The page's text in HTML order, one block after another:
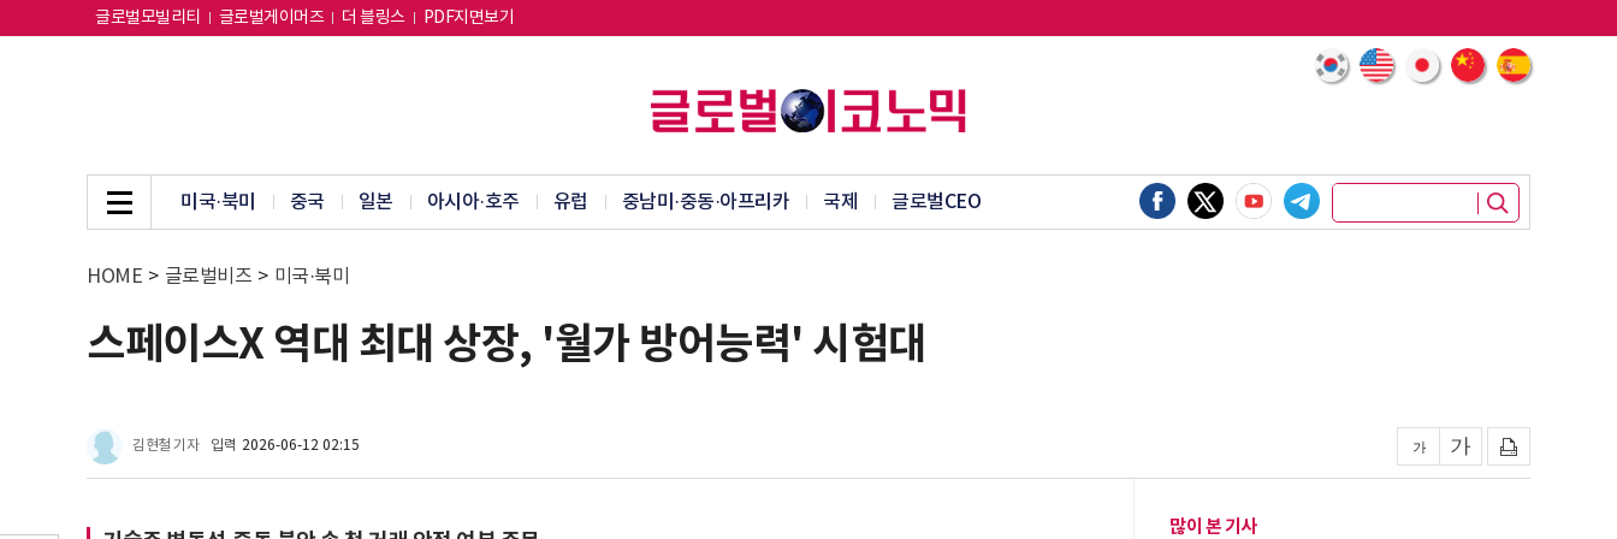
글로벌모빌리티 글로벌게이머즈 더 블링스 PDF지면보기
미국·북미 중국 일본 아시아·호주 유럽 중남미·중동·아프리카 국제 글로벌CEO
HOME > 글로벌비즈 > 미국·북미
스페이스X 역대 최대 상장, '월가 방어능력' 시험대
김현철 기자 입력 2026-06-12 02:15
많이 본 기사